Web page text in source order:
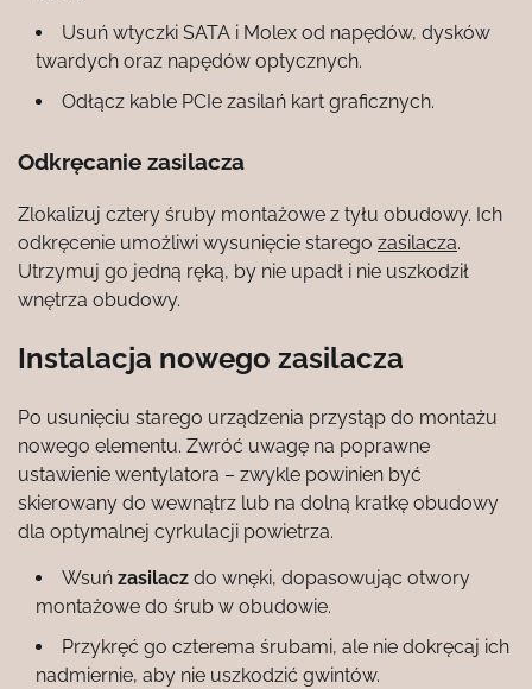
Usuń wtyczki SATA i Molex od napędów, dysków
twardych oraz napędów optycznych.
Odłącz kable PCIe zasilań kart graficznych.
Odkręcanie zasilacza
Zlokalizuj cztery śruby montażowe z tyłu obudowy. Ich
odkręcenie umożliwi wysunięcie starego zasilacza.
Utrzymuj go jedną ręką, by nie upadł i nie uszkodził
wnętrza obudowy.
Instalacja nowego zasilacza
Po usunięciu starego urządzenia przystąp do montażu
nowego elementu. Zwróć uwagę na poprawne
ustawienie wentylatora – zwykle powinien być
skierowany do wewnątrz lub na dolną kratkę obudowy
dla optymalnej cyrkulacji powietrza.
Wsuń zasilacz do wnęki, dopasowując otwory
montażowe do śrub w obudowie.
Przykręć go czterema śrubami, ale nie dokręcaj ich
nadmiernie, aby nie uszkodzić gwintów.